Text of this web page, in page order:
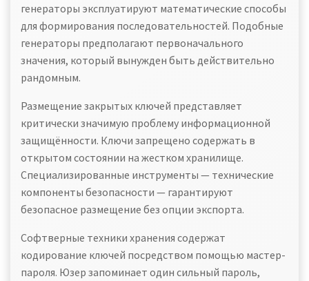
генераторы эксплуатируют математические способы
для формирования последовательностей. Подобные
генераторы предполагают первоначального
значения, который вынужден быть действительно
рандомным.
Размещение закрытых ключей представляет
критически значимую проблему информационной
защищённости. Ключи запрещено содержать в
открытом состоянии на жестком хранилище.
Специализированные инструменты — технические
компоненты безопасности — гарантируют
безопасное размещение без опции экспорта.
Софтверные техники хранения содержат
кодирование ключей посредством помощью мастер-
пароля. Юзер запоминает один сильный пароль,